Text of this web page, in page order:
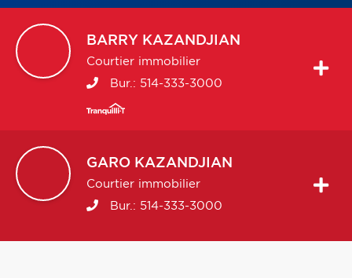
BARRY KAZANDJIAN
Courtier immobilier
Bur.: 514-333-3000
GARO KAZANDJIAN
Courtier immobilier
Bur.: 514-333-3000